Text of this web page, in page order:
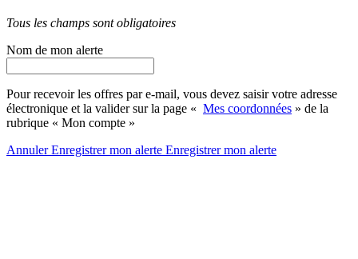
Tous les champs sont obligatoires
Nom de mon alerte
Pour recevoir les offres par e-mail, vous devez saisir votre adresse
électronique et la valider sur la page « Mes coordonnées » de la
rubrique « Mon compte »
AnnulerEnregistrer mon alerte Enregistrermon alerte